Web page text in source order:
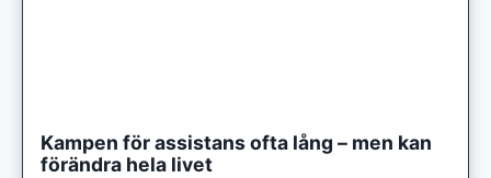
Kampen för assistans ofta lång – men kan
förändra hela livet